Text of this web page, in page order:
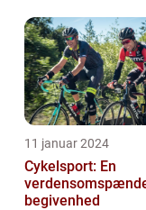
11 januar 2024
Cykelsport: En
begivenhed